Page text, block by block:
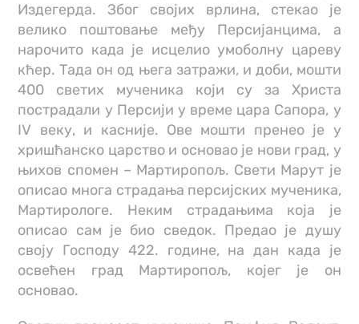
Издегерда. Због својих врлина, стекао је
велико поштовање међу Персијанцима, а
нарочито када је исцелио умоболну цареву
кћер. Тада он од њега затражи, и доби, мошти
400 светих мученика који су за Христа
пострадали у Персији у време цара Сапора, у
IV веку, и касније. Ове мошти пренео је у
хришћанско царство и основао је нови град, у
њихов спомен – Мартиропољ. Свети Марут је
описао многа страдања персијских мученика,
Мартирологе. Неким страдањима која је
описао сам је био сведок. Предао је душу
своју Господу 422. године, на дан када је
освећен град Мартиропољ, којег је он
основао.